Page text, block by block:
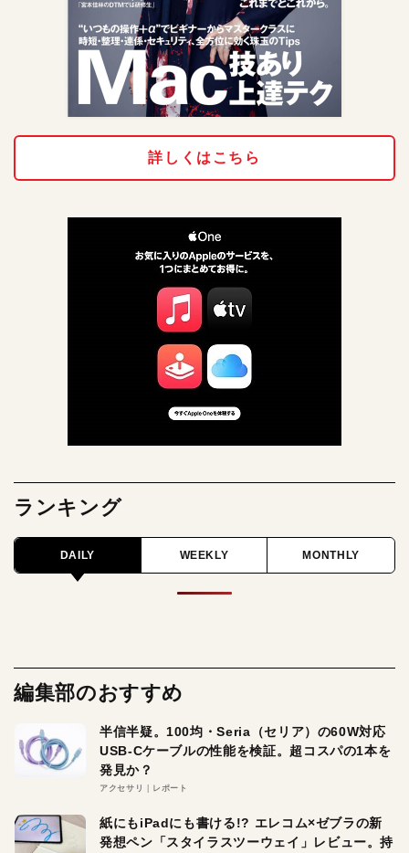
詳しくはこちら
ランキング
DAILY WEEKLY MONTHLY
編集部のおすすめ
半信半疑。100均・Seria（セリア）の60W対応
USB-Cケーブルの性能を検証。超コスパの1本を
発見か？
アクセサリ レポート
紙にもiPadにも書ける!? エレコム×ゼブラの新
発想ペン「スタイラスツーウェイ」レビュー。持